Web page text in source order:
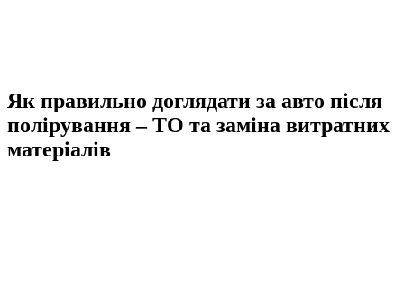
Як правильно доглядати за авто після
полірування – ТО та заміна витратних
матеріалів